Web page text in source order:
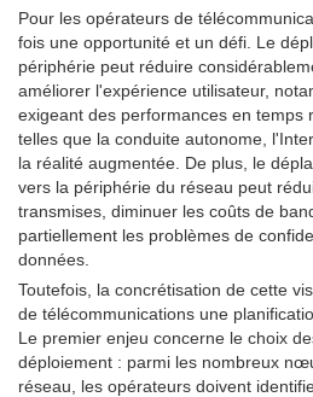
Pour les opérateurs de
fois une opportunité et un défi. Le
périphérie peut réduire
améliorer l'expérience utilisateur,
exigeant des performances en temps
telles que la conduite autonome,
la réalité augmentée. De plus, le
vers la périphérie du réseau peut
transmises, diminuer les coûts de
partiellement les problèmes de
données.
Toutefois, la concrétisation de cette
de télécommunications une
Le premier enjeu concerne le choix
déploiement : parmi les nombreux
réseau, les opérateurs doivent